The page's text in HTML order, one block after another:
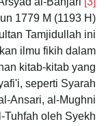
1779 M (1193 H)
Tamjidullah ini
ilmu fikih dalam
kitab-kitab yang
seperti Syarah
Ansari, al-Mughni
oleh Syekh